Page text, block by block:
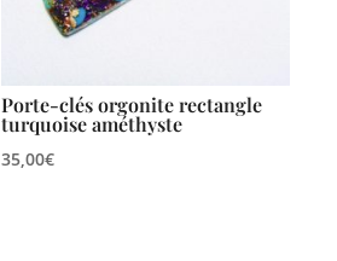
Porte-clés orgonite rectangle
turquoise améthyste
35,00€